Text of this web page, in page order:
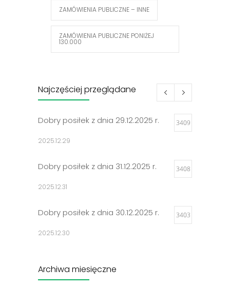
ZAMÓWIENIA PUBLICZNE – INNE
ZAMÓWIENIA PUBLICZNE PONIŻEJ
130.000
Najczęściej przeglądane
Dobry posiłek z dnia 29.12.2025 r. 3409
2025.12.29
Dobry posiłek z dnia 31.12.2025 r. 3408
2025.12.31
Dobry posiłek z dnia 30.12.2025 r. 3403
2025.12.30
2024.12.27
Archiwa miesięczne